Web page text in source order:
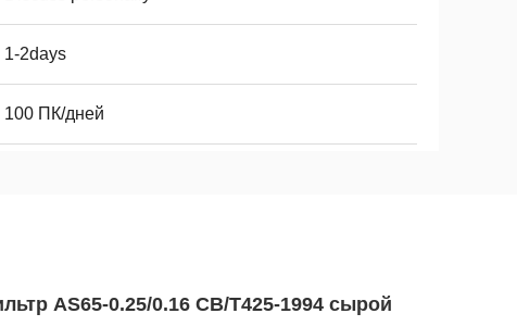
1-2days
100 ПК/дней
AS65-0.25/0.16 CB/T425-1994 сырой